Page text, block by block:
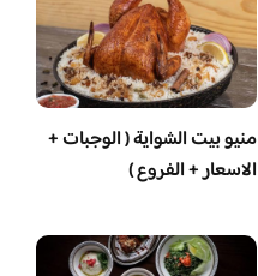
منيو بيت الشواية ( الوجبات +
الاسعار + الفروع )